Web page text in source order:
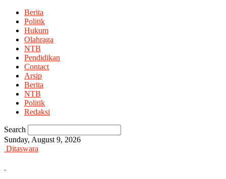
Berita
Politik
Hukum
Olahraga
NTB
Pendidikan
Contact
Arsip
Berita
NTB
Politik
Redaksi
Search
Sunday, August 9, 2026
Ditaswara